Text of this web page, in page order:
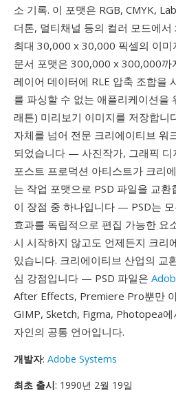
소 기록. 이 포맷은 RGB, CMYK,
더톤, 멀티채널 등의 컬러 모드에
최대 30,000 x 30,000 픽셀의 이미
문서 포맷은 300,000 x 300,000까
레이어 데이터에 RLE 압축 조합을
를 파싱할 수 없는 애플리케이션을
래튼) 미리보기 이미지를 저장합니
자체를 넘어 전문 크리에이티브 워
되었습니다 — 사진작가, 그래픽 디
포스트 프로덕션 아티스트가 크리
는 작업 포맷으로 PSD 파일을 교환
이 장점 중 하나입니다 — PSD는
효과를 독립적으로 편집 가능한 요
시 시작하지 않고도 언제든지 크리
있습니다. 크리에이티브 산업의 교
심 강점입니다 — PSD 파일은
After Effects, Premiere Pro뿐만
GIMP, Sketch, Figma, Photopea
자인의 공통 언어입니다.
개발자: Adobe Systems
최초 출시: 1990년 2월 19일